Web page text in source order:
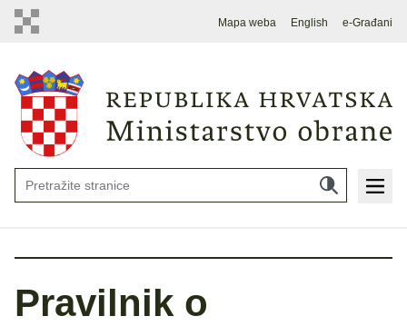
Mapa weba English e-Građani
Pravilnik o